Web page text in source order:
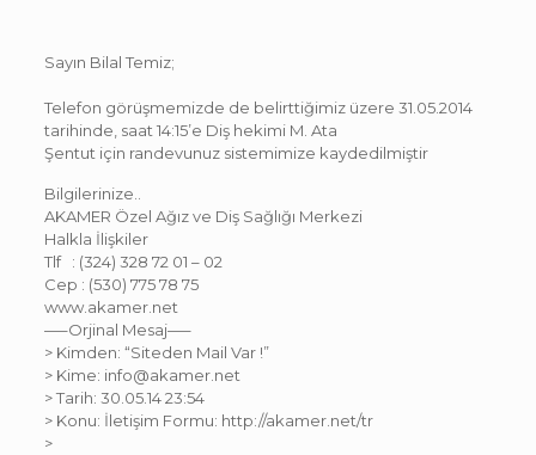
Sayın Bilal Temiz;
Telefon görüşmemizde de belirttiğimiz üzere 31.05.2014
tarihinde, saat 14:15’e Diş hekimi M. Ata
Şentut için randevunuz sistemimize kaydedilmiştir
Bilgilerinize..
AKAMER Özel Ağız ve Diş Sağlığı Merkezi
Halkla İlişkiler
Tlf : (324) 328 72 01 – 02
Cep : (530) 775 78 75
www.akamer.net
—–Orjinal Mesaj—–
> Kimden: “Siteden Mail Var !”
> Kime: info@akamer.net
> Tarih: 30.05.14 23:54
> Konu: İletişim Formu: http://akamer.net/tr
>